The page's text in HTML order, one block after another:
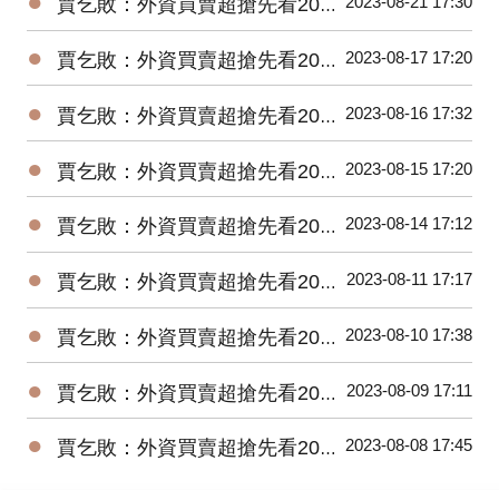
賈乞敗：外資買賣超搶先看20230821
● 賈乞敗：外資買賣超搶先看20230817 2023-08-17 17:20
● 賈乞敗：外資買賣超搶先看20230816 2023-08-16 17:32
● 賈乞敗：外資買賣超搶先看20230815 2023-08-15 17:20
● 賈乞敗：外資買賣超搶先看20230814 2023-08-14 17:12
● 賈乞敗：外資買賣超搶先看20230811 2023-08-11 17:17
● 賈乞敗：外資買賣超搶先看20230810 2023-08-10 17:38
● 賈乞敗：外資買賣超搶先看20230809 2023-08-09 17:11
● 賈乞敗：外資買賣超搶先看20230808 2023-08-08 17:45